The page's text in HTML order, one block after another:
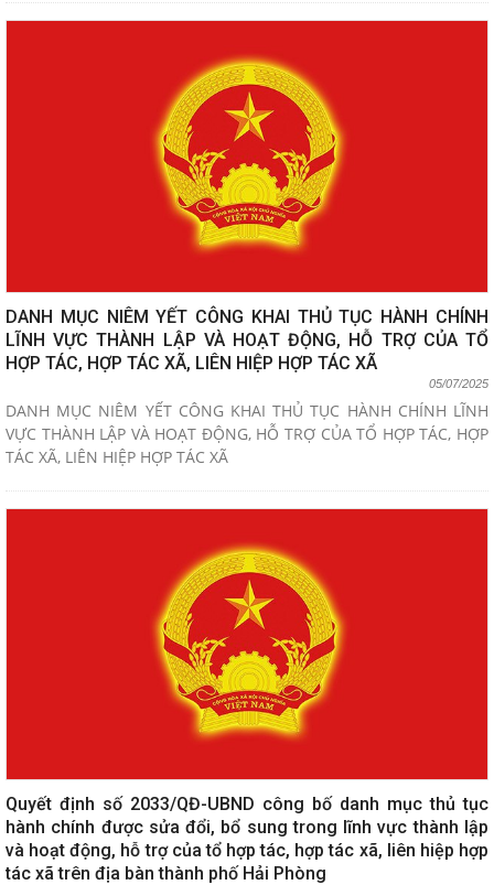
DANH MỤC NIÊM YẾT CÔNG KHAI THỦ TỤC HÀNH CHÍNH
LĨNH VỰC THÀNH LẬP VÀ HOẠT ĐỘNG, HỖ TRỢ CỦA TỔ
HỢP TÁC, HỢP TÁC XÃ, LIÊN HIỆP HỢP TÁC XÃ
05/07/2025
DANH MỤC NIÊM YẾT CÔNG KHAI THỦ TỤC HÀNH CHÍNH LĨNH
VỰC THÀNH LẬP VÀ HOẠT ĐỘNG, HỖ TRỢ CỦA TỔ HỢP TÁC, HỢP
TÁC XÃ, LIÊN HIỆP HỢP TÁC XÃ
Quyết định số 2033/QĐ-UBND công bố danh mục thủ tục
hành chính được sửa đổi, bổ sung trong lĩnh vực thành lập
và hoạt động, hỗ trợ của tổ hợp tác, hợp tác xã, liên hiệp hợp
tác xã trên địa bàn thành phố Hải Phòng